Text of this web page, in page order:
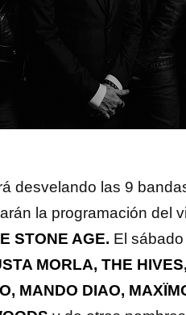
desvelando las 9
la programación del
STONE AGE. El
MORLA, THE
MANDO DIAO,